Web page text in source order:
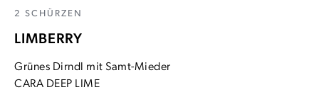
2 SCHÜRZEN
LIMBERRY
Grünes Dirndl mit Samt-Mieder
CARA DEEP LIME